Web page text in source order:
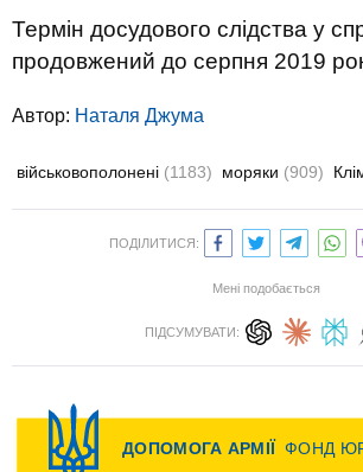
Термін досудового слідства у
продовжений до серпня 2019
Автор: Наталя Джума
військовополонені (1183) моряки (909)
ПОДІЛИТИСЯ:
Мені подобається
ПІДСУМУВАТИ: